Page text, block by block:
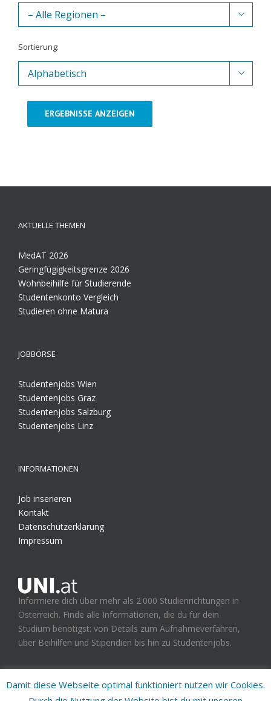

Sortierung:

ERGEBNISSE ANZEIGEN
AKTUELLE THEMEN
MedAT 2026
Geringfügigkeitsgrenze 2026
Wohnbeihilfe für Studierende
Studentenkonto Vergleich
Studieren ohne Matura
JOBBÖRSE
Studentenjobs Wien
Studentenjobs Graz
Studentenjobs Salzburg
Studentenjobs Linz
INFORMATIONEN
Job inserieren
Kontakt
Datenschutzerklärung
Impressum
Informiere dich über mehr als 2.000 Studienrichtungen in
Österreich. Finde alle Informationen, die du für dein
Studium benötigst: von Details zum Aufnahmeverfahren,
über Beihilfen und Stipendien bis hin zu Studentenjobs.
Damit diese Webseite optimal funktioniert nutzen wir Cookies.